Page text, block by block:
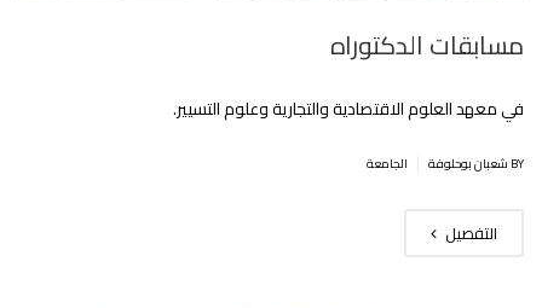
مسابقات الدكتوراه
في معهد العلوم الاقتصادية والتجارية وعلوم التسيير.
BY شعبان بوحلوفة الجامعة
التفصيل